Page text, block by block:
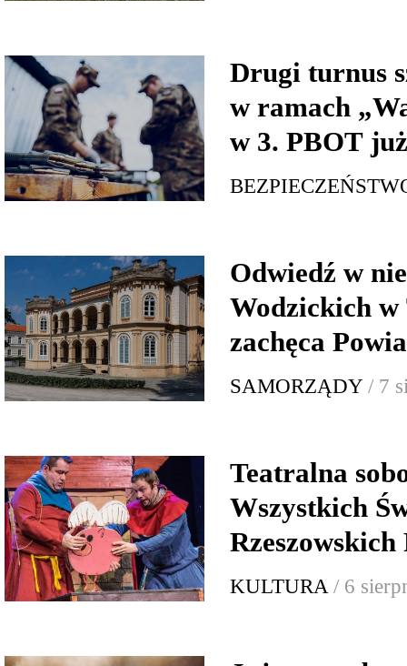
Drugi turnus
w ramach
w 3. PBOT
Odwiedź w
Wodzickich w
zachęca
SAMORZĄDY / 7
Teatralna
Wszystkich
KULTURA / 6